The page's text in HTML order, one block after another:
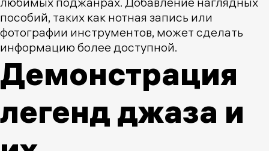
пособий, таких как нотная запись или
фотографии инструментов, может сделать
информацию более доступной.
Демонстрация
легенд джаза и